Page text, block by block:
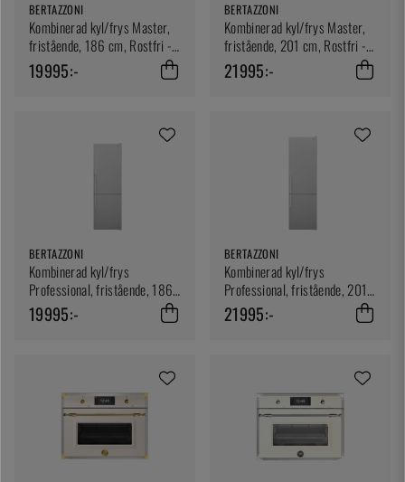
BERTAZZONI
Kombinerad kyl/frys Master,
fristående, 186 cm, Rostfri -
Bertazzoni
19995:-
BERTAZZONI
Kombinerad kyl/frys Master,
fristående, 201 cm, Rostfri -
Bertazzoni
21995:-
BERTAZZONI
Kombinerad kyl/frys
Professional, fristående, 186
cm, Rostfri - Bertazzoni
19995:-
BERTAZZONI
Kombinerad kyl/frys
Professional, fristående, 201
cm, Rostfri - Bertazzoni
21995:-